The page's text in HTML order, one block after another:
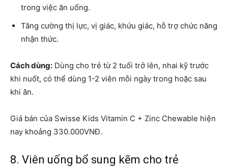
trong việc ăn uống.
Tăng cường thị lực, vị giác, khứu giác, hỗ trợ chức năng
nhận thức.
Cách dùng: Dùng cho trẻ từ 2 tuổi trở lên, nhai kỹ trước
khi nuốt, có thể dùng 1-2 viên mỗi ngày trong hoặc sau
khi ăn.
Giá bán của Swisse Kids Vitamin C + Zinc Chewable hiện
nay khoảng 330.000VNĐ.
8. Viên uống bổ sung kẽm cho trẻ